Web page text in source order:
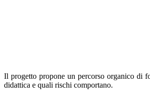
Il progetto propone un percorso organico di
didattica e quali rischi comportano.